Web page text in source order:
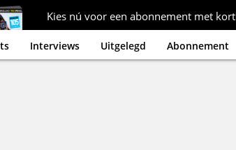
Kies nú voor een abonnement met
Interviews Uitgelegd Abonnement